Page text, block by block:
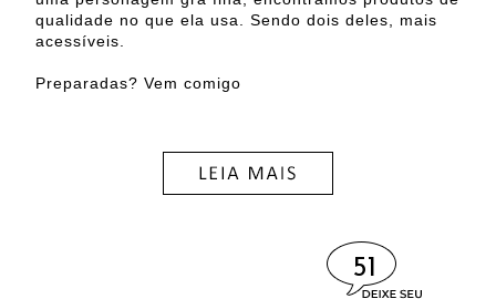
qualidade no que ela usa. Sendo dois deles, mais
acessíveis.
Preparadas? Vem comigo
51